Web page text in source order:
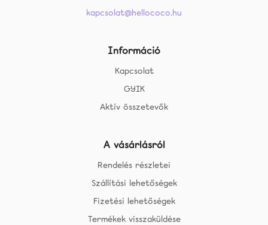
kapcsolat@hellococo.hu
Információ
Kapcsolat
GYIK
Aktív összetevők
A vásárlásról
Rendelés részletei
Szállítási lehetőségek
Fizetési lehetőségek
Termékek visszaküldése